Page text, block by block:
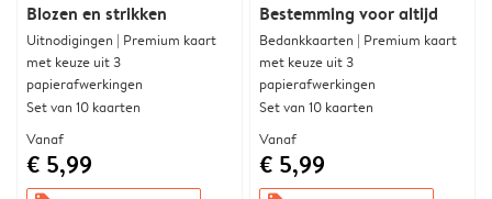
Blozen en strikken
Uitnodigingen | Premium kaart
met keuze uit 3
papierafwerkingen
Set van 10 kaarten
Vanaf
€ 5,99
Bestemming voor altijd
Bedankkaarten | Premium kaart
met keuze uit 3
papierafwerkingen
Set van 10 kaarten
Vanaf
€ 5,99